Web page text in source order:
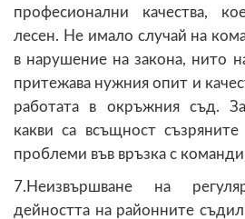
професионални качества,
лесен. Не имало случай на
в нарушение на закона, нито
притежава нужния опит и
работата в окръжния съд.
какви са всъщност
проблеми във връзка с
7.Неизвършване на
дейността на районните